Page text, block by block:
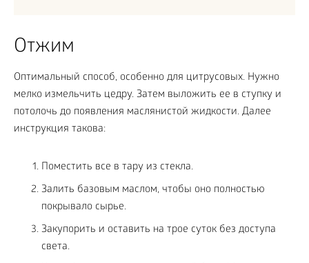
Отжим
Оптимальный способ, особенно для цитрусовых. Нужно
мелко измельчить цедру. Затем выложить ее в ступку и
потолочь до появления маслянистой жидкости. Далее
инструкция такова:
Поместить все в тару из стекла.
Залить базовым маслом, чтобы оно полностью
покрывало сырье.
Закупорить и оставить на трое суток без доступа
света.